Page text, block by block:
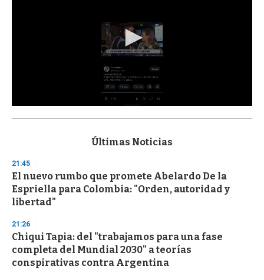
s
d
s
o
f
3
s
e
c
o
n
Últimas Noticias
21:45
El nuevo rumbo que promete Abelardo De la
Espriella para Colombia: "Orden, autoridad y
libertad"
21:26
Chiqui Tapia: del "trabajamos para una fase
completa del Mundial 2030" a teorías
conspirativas contra Argentina